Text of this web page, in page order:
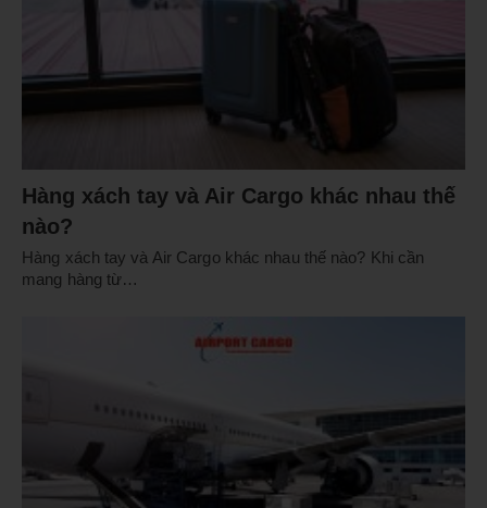
Hàng xách tay và Air Cargo khác nhau thế
nào?
Hàng xách tay và Air Cargo khác nhau thế nào? Khi cần
mang hàng từ…